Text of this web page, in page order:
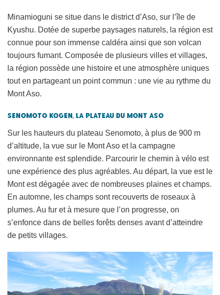
Minamioguni se situe dans le district d’Aso, sur l’île de
Kyushu. Dotée de superbe paysages naturels, la région est
connue pour son immense caldéra ainsi que son volcan
toujours fumant. Composée de plusieurs villes et villages,
la région possède une histoire et une atmosphère uniques
tout en partageant un point commun : une vie au rythme du
Mont Aso.
Senomoto Kogen, la plateau du Mont Aso
Sur les hauteurs du plateau Senomoto, à plus de 900 m
d’altitude, la vue sur le Mont Aso et la campagne
environnante est splendide. Parcourir le chemin à vélo est
une expérience des plus agréables. Au départ, la vue est le
Mont est dégagée avec de nombreuses plaines et champs.
En automne, les champs sont recouverts de roseaux à
plumes. Au fur et à mesure que l’on progresse, on
s’enfonce dans de belles forêts denses avant d’atteindre
de petits villages.